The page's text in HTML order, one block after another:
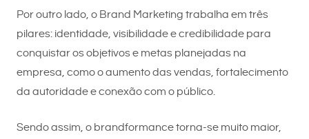
Por outro lado, o Brand Marketing trabalha em três
pilares: identidade, visibilidade e credibilidade para
conquistar os objetivos e metas planejadas na
empresa, como o aumento das vendas, fortalecimento
da autoridade e conexão com o público.
Sendo assim, o brandformance torna-se muito maior,